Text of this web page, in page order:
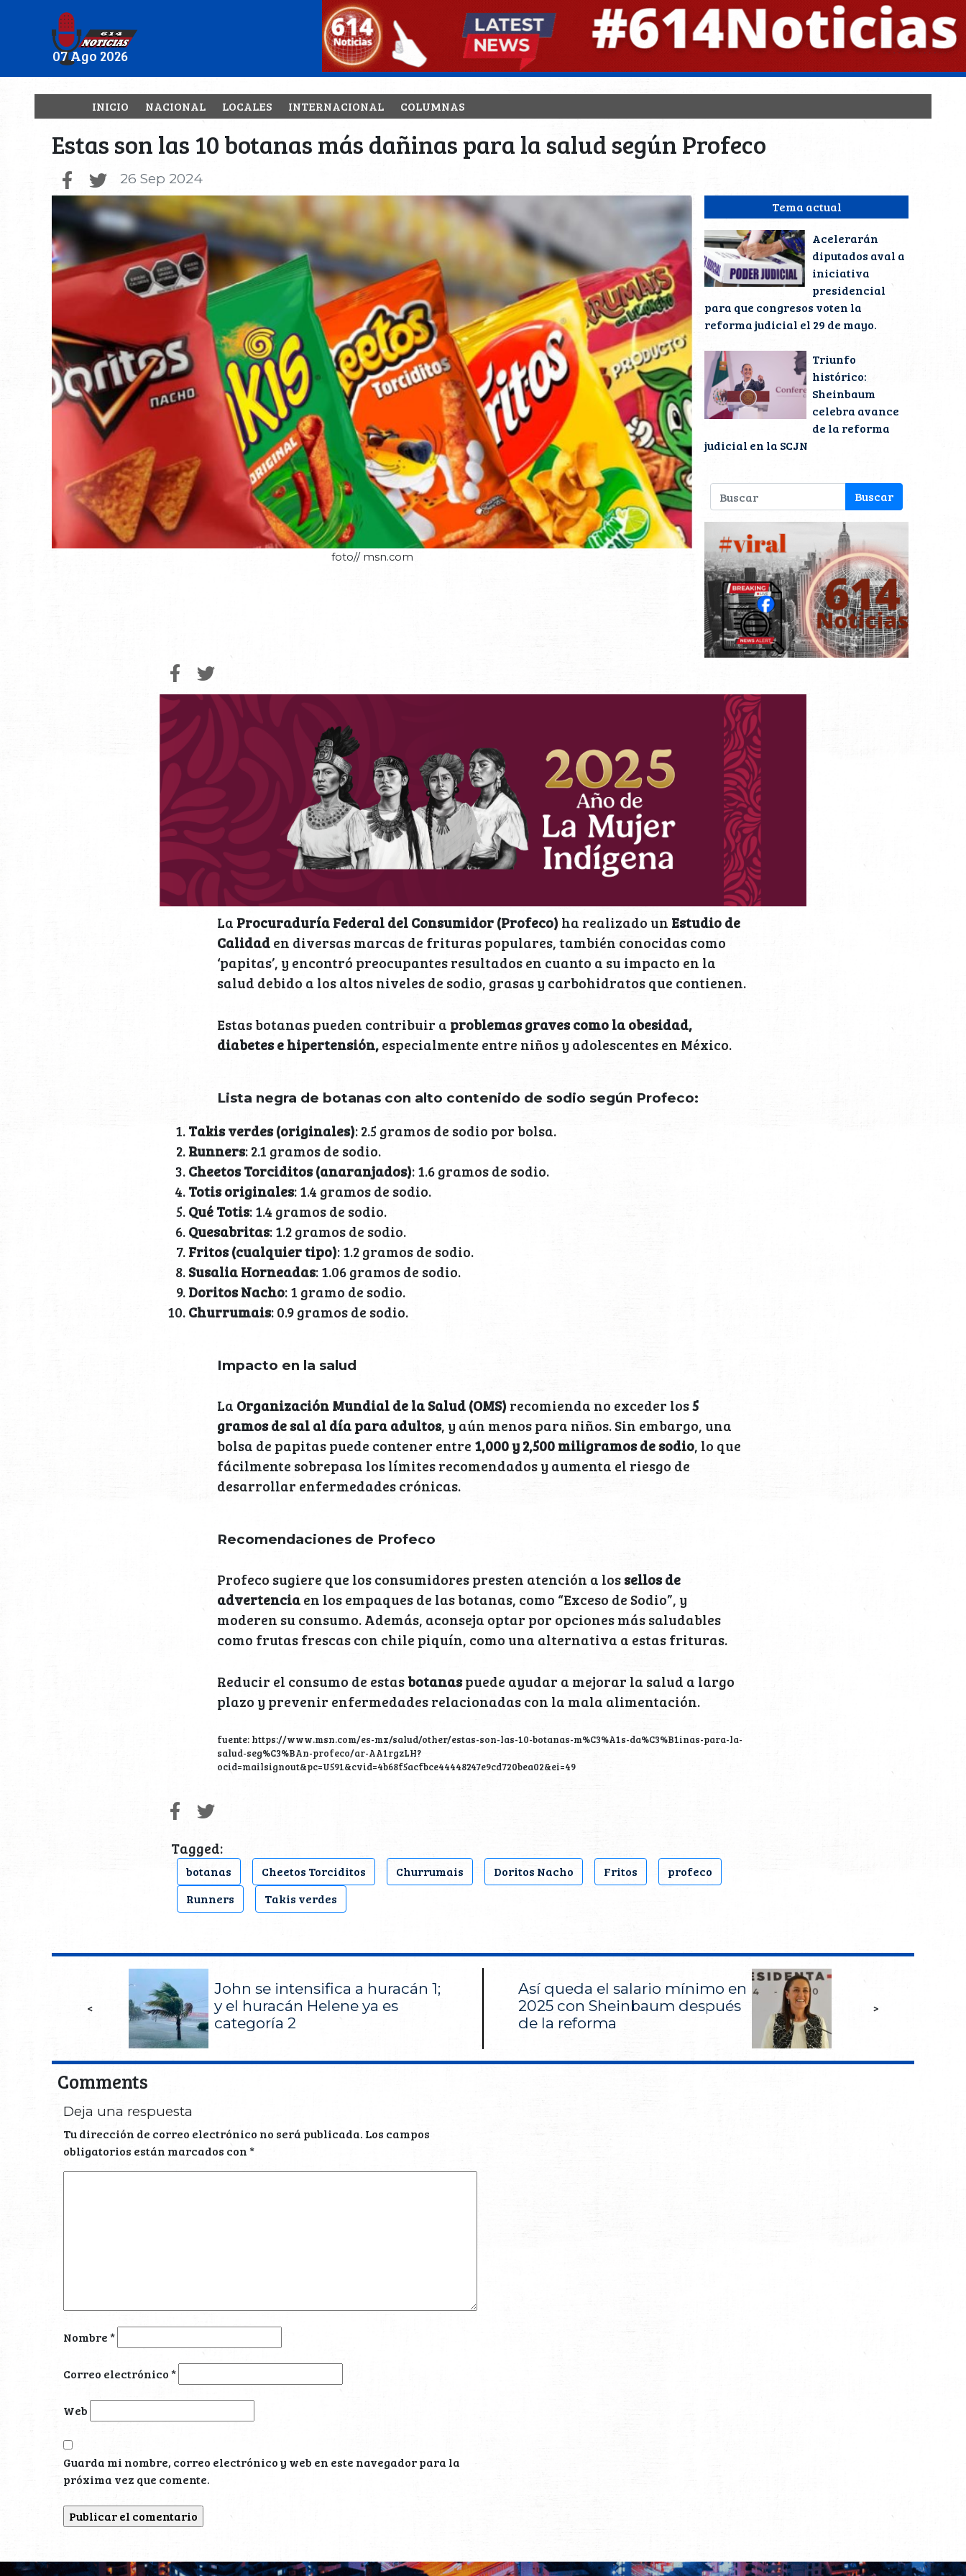
07 Ago 2026
INICIO NACIONAL LOCALES INTERNACIONAL COLUMNAS
Estas son las 10 botanas más dañinas para la salud según Profeco
26 Sep 2024
foto// msn.com
Tema actual
Acelerarán
diputados aval a
iniciativa
presidencial
para que congresos voten la
reforma judicial el 29 de mayo.
Triunfo
histórico:
Sheinbaum
celebra avance
de la reforma
judicial en la SCJN
La Procuraduría Federal del Consumidor (Profeco) ha realizado un Estudio de
Calidaden diversas marcas de frituras populares, también conocidas como
‘papitas’, y encontró preocupantes resultados en cuanto a su impacto en la
salud debido a los altos niveles de sodio, grasas y carbohidratos que contienen.
Estas botanas pueden contribuir a problemas graves como la obesidad,
diabetes e hipertensión,especialmente entre niños y adolescentes en México.
Lista negra de botanas con alto contenido de sodio según Profeco:
Takis verdes (originales): 2.5 gramos de sodio por bolsa.
Runners: 2.1 gramos de sodio.
Cheetos Torciditos (anaranjados): 1.6 gramos de sodio.
Totis originales: 1.4 gramos de sodio.
Qué Totis: 1.4 gramos de sodio.
Quesabritas: 1.2 gramos de sodio.
Fritos (cualquier tipo): 1.2 gramos de sodio.
Susalia Horneadas: 1.06 gramos de sodio.
Doritos Nacho: 1 gramo de sodio.
Churrumais: 0.9 gramos de sodio.
Impacto en la salud
La Organización Mundial de la Salud (OMS) recomienda no exceder los5
gramos de sal al día para adultos, y aún menos para niños. Sin embargo, una
bolsa de papitas puede contener entre 1,000 y 2,500 miligramos de sodio, lo que
fácilmente sobrepasa los límites recomendados y aumenta el riesgo de
desarrollar enfermedades crónicas.
Recomendaciones de Profeco
Profeco sugiere que los consumidores presten atención a lossellos de
advertenciaen los empaques de las botanas, como “Exceso de Sodio”, y
moderen su consumo. Además, aconseja optar por opciones más saludables
como frutas frescas con chile piquín, como una alternativa a estas frituras.
Reducir el consumo de estasbotanaspuede ayudar a mejorar la salud a largo
plazo y prevenir enfermedades relacionadas con la mala alimentación.
fuente: https://www.msn.com/es-mx/salud/other/estas-son-las-10-botanas-m%C3%A1s-da%C3%B1inas-para-la-
salud-seg%C3%BAn-profeco/ar-AA1rgzLH?
ocid=mailsignout&pc=U591&cvid=4b68f5acfbce44448247e9cd720bea02&ei=49
Tagged:
botanas Cheetos Torciditos Churrumais Doritos Nacho Fritos
profeco
Runners
Takis verdes
<
John se intensifica a huracán 1;
y el huracán Helene ya es
categoría 2
Así queda el salario mínimo en
2025 con Sheinbaum después
de la reforma
>
Comments
Deja una respuesta
Tu dirección de correo electrónico no será publicada. Los campos
obligatorios están marcados con*
Nombre*
Correo electrónico*
Web
Guarda mi nombre, correo electrónico y web en este navegador para la
próxima vez que comente.